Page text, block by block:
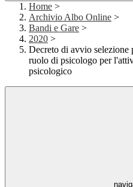
Home >
Archivio Albo Online >
Bandi e Gare >
2020 >
Decreto di avvio selezione
ruolo di psicologo per
psicologico